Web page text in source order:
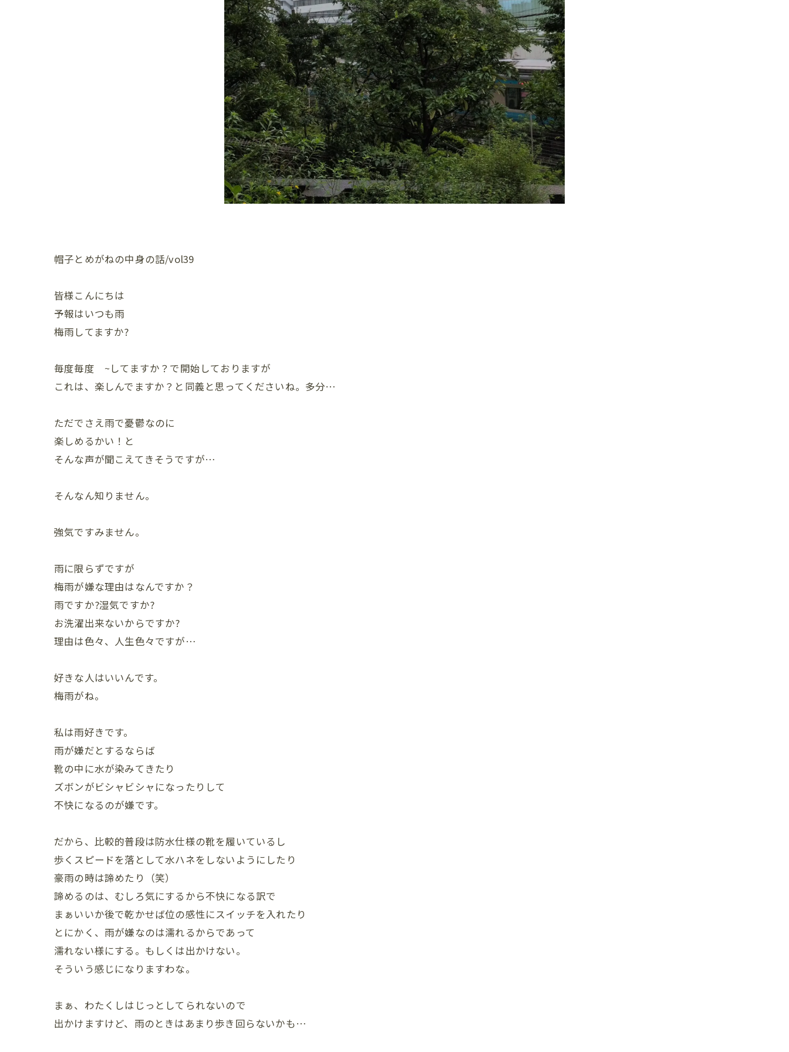
帽子とめがねの中身の話/vol39
皆様こんにちは
予報はいつも雨
梅雨してますか?
毎度毎度 ~してますか？で開始しておりますが
これは、楽しんでますか？と同義と思ってくださいね。多分…
ただでさえ雨で憂鬱なのに
楽しめるかい！と
そんな声が聞こえてきそうですが…
そんなん知りません。
強気ですみません。
雨に限らずですが
梅雨が嫌な理由はなんですか？
雨ですか?湿気ですか?
お洗濯出来ないからですか?
理由は色々、人生色々ですが…
好きな人はいいんです。
梅雨がね。
私は雨好きです。
雨が嫌だとするならば
靴の中に水が染みてきたり
ズボンがビシャビシャになったりして
不快になるのが嫌です。
だから、比較的普段は防水仕様の靴を履いているし
歩くスピードを落として水ハネをしないようにしたり
豪雨の時は諦めたり（笑）
諦めるのは、むしろ気にするから不快になる訳で
まぁいいか後で乾かせば位の感性にスイッチを入れたり
とにかく、雨が嫌なのは濡れるからであって
濡れない様にする。もしくは出かけない。
そういう感じになりますわな。
まぁ、わたくしはじっとしてられないので
出かけますけど、雨のときはあまり歩き回らないかも…